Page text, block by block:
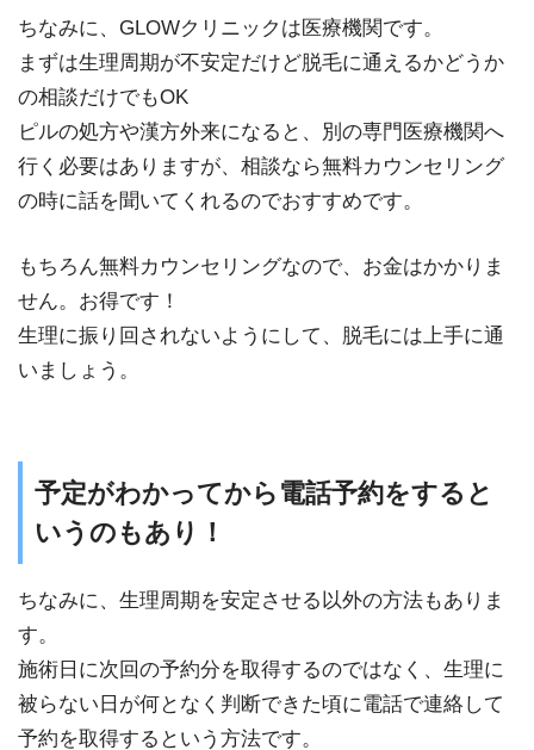
ちなみに、GLOWクリニックは医療機関です。
まずは生理周期が不安定だけど脱毛に通えるかどうか
の相談だけでもOK
ピルの処方や漢方外来になると、別の専門医療機関へ
行く必要はありますが、相談なら無料カウンセリング
の時に話を聞いてくれるのでおすすめです。
もちろん無料カウンセリングなので、お金はかかりま
せん。お得です！
生理に振り回されないようにして、脱毛には上手に通
いましょう。
予定がわかってから電話予約をすると
いうのもあり！
ちなみに、生理周期を安定させる以外の方法もありま
す。
施術日に次回の予約分を取得するのではなく、生理に
被らない日が何となく判断できた頃に電話で連絡して
予約を取得するという方法です。